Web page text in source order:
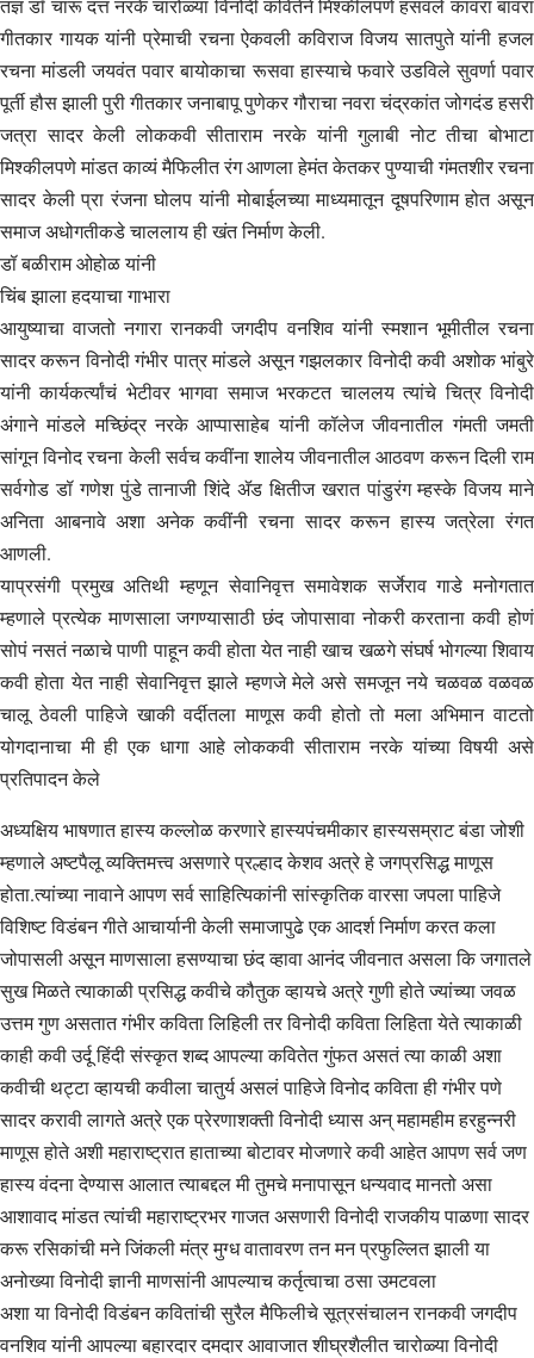
तज्ञ डॉ चारू दत्त नरके चारोळ्या विनोदी कवितेने मिश्कीलपणे हसवले कावरा बावरा
गीतकार गायक यांनी प्रेमाची रचना ऐकवली कविराज विजय सातपुते यांनी हजल
रचना मांडली जयवंत पवार बायोकाचा रूसवा हास्याचे फवारे उडविले सुवर्णा पवार
पूर्ती हौस झाली पुरी गीतकार जनाबापू पुणेकर गौराचा नवरा चंद्रकांत जोगदंड हसरी
जत्रा सादर केली लोककवी सीताराम नरके यांनी गुलाबी नोट तीचा बोभाटा
मिश्कीलपणे मांडत काव्यं मैफिलीत रंग आणला हेमंत केतकर पुण्याची गंमतशीर रचना
सादर केली प्रा रंजना घोलप यांनी मोबाईलच्या माध्यमातून दूषपरिणाम होत असून
समाज अधोगतीकडे चाललाय ही खंत निर्माण केली.
डॉ बळीराम ओहोळ यांनी
चिंब झाला हदयाचा गाभारा
आयुष्याचा वाजतो नगारा रानकवी जगदीप वनशिव यांनी स्मशान भूमीतील रचना
सादर करून विनोदी गंभीर पात्र मांडले असून गझलकार विनोदी कवी अशोक भांबुरे
यांनी कार्यकर्त्यांचं भेटीवर भागवा समाज भरकटत चाललय त्यांचे चित्र विनोदी
अंगाने मांडले मच्छिंद्र नरके आप्पासाहेब यांनी कॉलेज जीवनातील गंमती जमती
सांगून विनोद रचना केली सर्वच कवींना शालेय जीवनातील आठवण करून दिली राम
सर्वगोड डॉ गणेश पुंडे तानाजी शिंदे ॲड क्षितीज खरात पांडुरंग म्हस्के विजय माने
अनिता आबनावे अशा अनेक कवींनी रचना सादर करून हास्य जत्रेला रंगत
आणली.
याप्रसंगी प्रमुख अतिथी म्हणून सेवानिवृत्त समावेशक सर्जेराव गाडे मनोगतात
म्हणाले प्रत्येक माणसाला जगण्यासाठी छंद जोपासावा नोकरी करताना कवी होणं
सोपं नसतं नळाचे पाणी पाहून कवी होता येत नाही खाच खळगे संघर्ष भोगल्या शिवाय
कवी होता येत नाही सेवानिवृत्त झाले म्हणजे मेले असे समजून नये चळवळ वळवळ
चालू ठेवली पाहिजे खाकी वर्दीतला माणूस कवी होतो तो मला अभिमान वाटतो
योगदानाचा मी ही एक धागा आहे लोककवी सीताराम नरके यांच्या विषयी असे
प्रतिपादन केले
अध्यक्षिय भाषणात हास्य कल्लोळ करणारे हास्यपंचमीकार हास्यसम्राट बंडा जोशी
म्हणाले अष्टपैलू व्यक्तिमत्त्व असणारे प्रल्हाद केशव अत्रे हे जगप्रसिद्ध माणूस
होता.त्यांच्या नावाने आपण सर्व साहित्यिकांनी सांस्कृतिक वारसा जपला पाहिजे
विशिष्ट विडंबन गीते आचार्यानी केली समाजापुढे एक आदर्श निर्माण करत कला
जोपासली असून माणसाला हसण्याचा छंद व्हावा आनंद जीवनात असला कि जगातले
सुख मिळते त्याकाळी प्रसिद्ध कवीचे कौतुक व्हायचे अत्रे गुणी होते ज्यांच्या जवळ
उत्तम गुण असतात गंभीर कविता लिहिली तर विनोदी कविता लिहिता येते त्याकाळी
काही कवी उर्दू हिंदी संस्कृत शब्द आपल्या कवितेत गुंफत असतं त्या काळी अशा
कवीची थट्टा व्हायची कवीला चातुर्य असलं पाहिजे विनोद कविता ही गंभीर पणे
सादर करावी लागते अत्रे एक प्रेरणाशक्ती विनोदी ध्यास अन् महामहीम हरहुन्नरी
माणूस होते अशी महाराष्ट्रात हाताच्या बोटावर मोजणारे कवी आहेत आपण सर्व जण
हास्य वंदना देण्यास आलात त्याबद्दल मी तुमचे मनापासून धन्यवाद मानतो असा
आशावाद मांडत त्यांची महाराष्ट्रभर गाजत असणारी विनोदी राजकीय पाळणा सादर
करू रसिकांची मने जिंकली मंत्र मुग्ध वातावरण तन मन प्रफुल्लित झाली या
अनोख्या विनोदी ज्ञानी माणसांनी आपल्याच कर्तृत्वाचा ठसा उमटवला
अशा या विनोदी विडंबन कवितांची सुरैल मैफिलीचे सूत्रसंचालन रानकवी जगदीप
वनशिव यांनी आपल्या बहारदार दमदार आवाजात शीघ्रशैलीत चारोळ्या विनोदी